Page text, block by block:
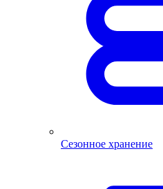
Сезонное хранение